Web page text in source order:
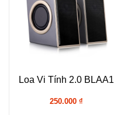
Loa Vi Tính 2.0 BLAA1
250.000 ₫